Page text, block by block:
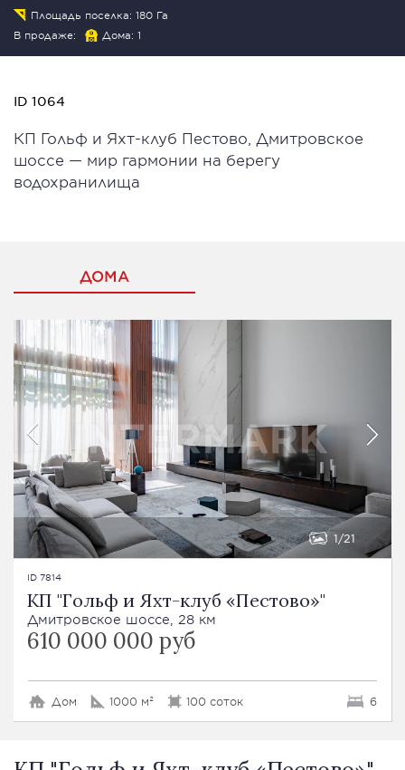
Площадь поселка: 180 Га
В продаже:
Дома: 1
ID 1064
КП Гольф и Яхт-клуб Пестово, Дмитровское
шоссе — мир гармонии на берегу
водохранилища
ДОМА
1 21
ID 7814
КП "Гольф и Яхт-клуб «Пестово»"
Дмитровское шоссе, 28 км
610 000 000 руб
Дом 1000 м² 100 соток 6